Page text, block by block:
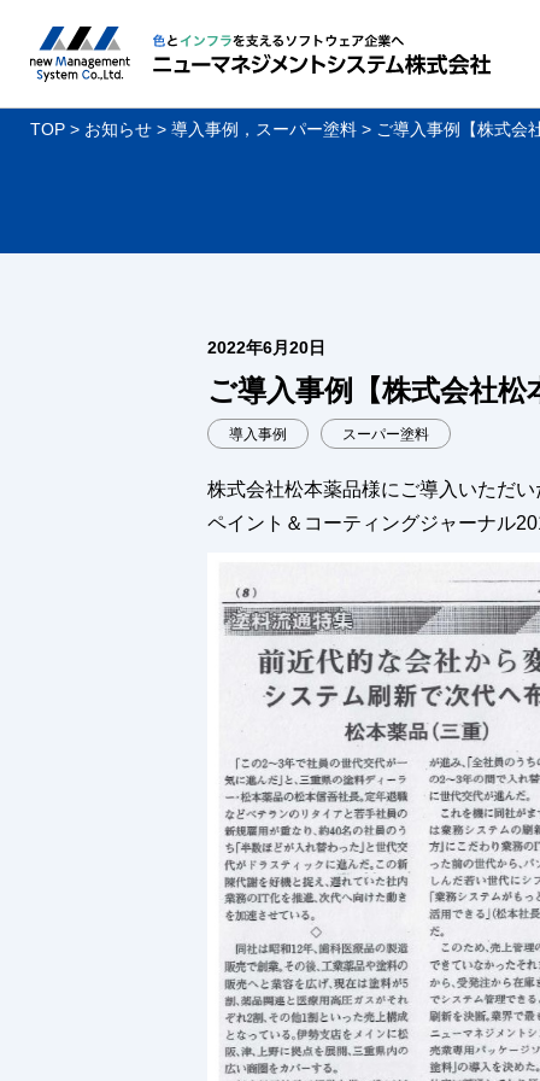
TOP お知らせ 導入事例 ， スーパー塗料 ご導入事例【株式会
2022年6月20日
ご導入事例【株式会社松
導入事例 スーパー塗料
株式会社松本薬品様にご導入いただい
ペイント＆コーティングジャーナル